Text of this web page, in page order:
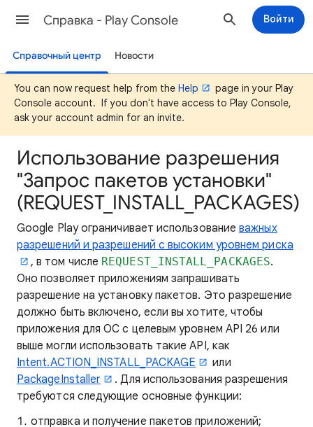
Cправка - Play Console Войти
Справочный центр Новости
You can now request help from the Help
page in your Play
Console account. If you don't have access to Play Console,
ask your account admin for an invite.
Использование разрешения
"Запрос пакетов установки"
(REQUEST_INSTALL_PACKAGES)
Google Play ограничивает использованиеважных
разрешений и разрешений с высоким уровнем риска
, в том числе REQUEST_INSTALL_PACKAGES.
Оно позволяет приложениям запрашивать
разрешение на установку пакетов. Это разрешение
должно быть включено, если вы хотите, чтобы
приложения для ОС с целевым уровнем API 26 или
выше могли использовать такие API, как
Intent.ACTION_INSTALL_PACKAGE
или
PackageInstaller
. Для использования разрешения
требуются следующие основные функции:
отправка и получение пакетов приложений;